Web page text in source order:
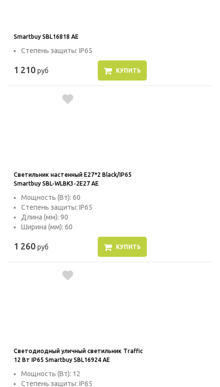
Smartbuy SBL16818 AE
Степень защиты: IP65
1 210 руб КУПИТЬ
Светильник настенный E27*2 Black/IP65
Smartbuy SBL-WLBK3-2E27 AE
Мощность (Вт): 60
Степень защиты: IP65
Длина (мм): 90
Ширина (мм): 60
1 260 руб КУПИТЬ
Светодиодный уличный светильник Traffic
12 Вт IP65 Smartbuy SBL16924 AE
Мощность (Вт): 12
Степень защиты: IP65